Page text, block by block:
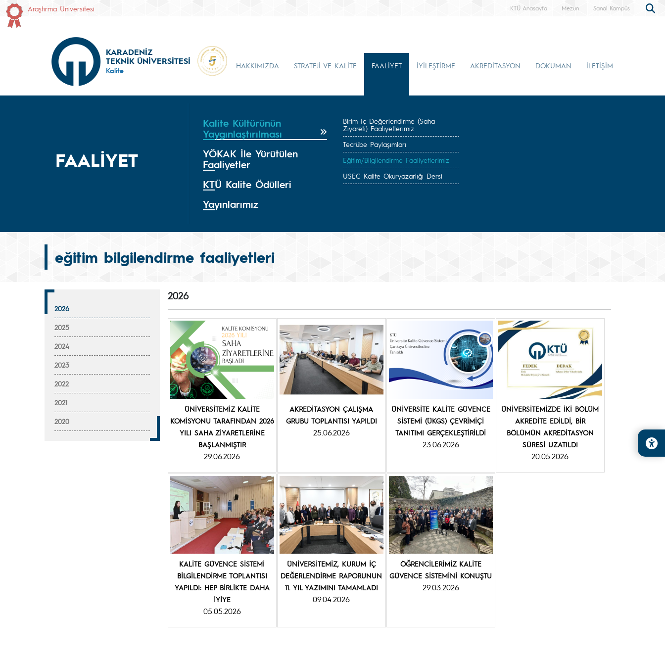
Araştırma Üniversitesi KTÜ Anasayfa Mezun Sanal Kampüs
KARADENİZ
TEKNİK ÜNİVERSİTESİ
Kalite
HAKKIMIZDA STRATEJİ VE KALİTE FAALİYET İYİLEŞTİRME AKREDİTASYON DOKÜMAN İLETİŞİM
FAALİYET
Kalite Kültürünün
Yaygınlaştırılması
YÖKAK İle Yürütülen
Faaliyetler
KTÜ Kalite Ödülleri
Yayınlarımız
Birim İç Değerlendirme (Saha
Ziyareti) Faaliyetlerimiz
Tecrübe Paylaşımları
Eğitim/Bilgilendirme Faaliyetlerimiz
USEC Kalite Okuryazarlığı Dersi
eğitim bilgilendirme faaliyetleri
2026
2025
2024
2023
2022
2021
2020
2026
ÜNİVERSİTEMİZ KALİTE
KOMİSYONU TARAFINDAN 2026
YILI SAHA ZİYARETLERİNE
BAŞLANMIŞTIR
29.06.2026
AKREDİTASYON ÇALIŞMA
GRUBU TOPLANTISI YAPILDI
25.06.2026
ÜNİVERSİTE KALİTE GÜVENCE
SİSTEMİ (ÜKGS) ÇEVRİMİÇİ
TANITIMI GERÇEKLEŞTİRİLDİ
23.06.2026
ÜNİVERSİTEMİZDE İKİ BÖLÜM
AKREDİTE EDİLDİ, BİR
BÖLÜMÜN AKREDİTASYON
SÜRESİ UZATILDI
20.05.2026
KALİTE GÜVENCE SİSTEMİ
BİLGİLENDİRME TOPLANTISI
YAPILDI: HEP BİRLİKTE DAHA
İYİYE
05.05.2026
ÜNİVERSİTEMİZ, KURUM İÇ
DEĞERLENDİRME RAPORUNUN
11. YIL YAZIMINI TAMAMLADI
09.04.2026
ÖĞRENCİLERİMİZ KALİTE
GÜVENCE SİSTEMİNİ KONUŞTU
29.03.2026